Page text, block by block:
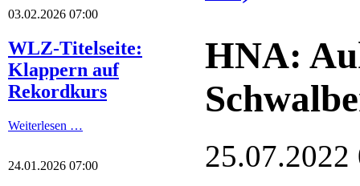
03.02.2026 07:00
WLZ-Titelseite:
Klappern auf
Rekordkurs
Weiterlesen …
24.01.2026 07:00
HNA:
25.07.2022